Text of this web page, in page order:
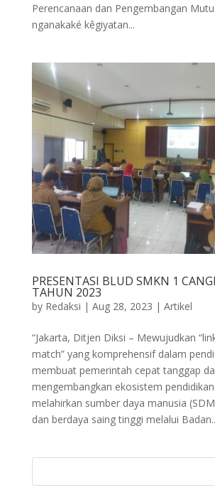
Perencanaan dan Pengembangan
nganakaké kêgiyatan...
PRESENTASI BLUD SMKN 1
TAHUN 2023
by Redaksi | Aug 28, 2023 | Artikel
“Jakarta, Ditjen Diksi – Mewujudkan
match” yang komprehensif dalam
membuat pemerintah cepat tanggap
mengembangkan ekosistem
melahirkan sumber daya manusia
dan berdaya saing tinggi melalui